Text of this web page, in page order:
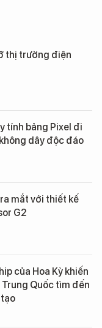
thị trường điện
tính bảng Pixel đi
dây độc đáo
mắt với thiết kế
G2
của Hoa Kỳ khiến
Quốc tìm đến